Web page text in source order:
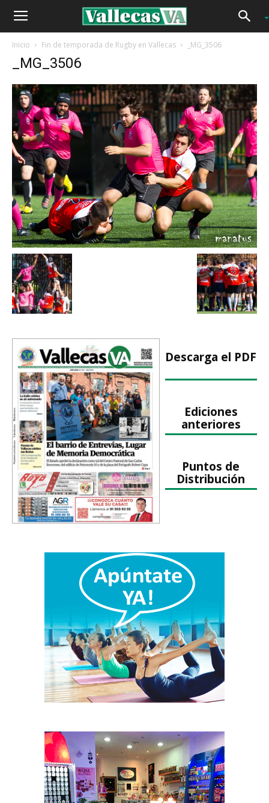
Inicio Fin de temporada de Rugby en Vallecas _MG_3506
_MG_3506
Descarga el PDF
Ediciones
anteriores
Puntos de
Distribución